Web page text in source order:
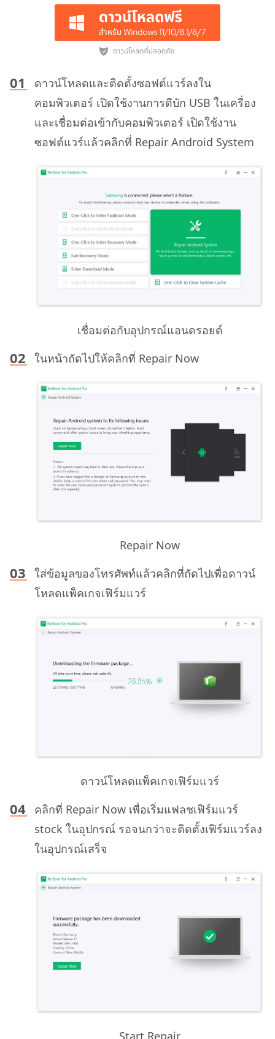
ดาวน์โหลดและติดตั้งซอฟต์แวร์ลงใน
คอมพิวเตอร์ เปิดใช้งานการดีบัก USB ในเครื่อง
และเชื่อมต่อเข้ากับคอมพิวเตอร์ เปิดใช้งาน
ซอฟต์แวร์แล้วคลิกที่ Repair Android System
เชื่อมต่อกับอุปกรณ์แอนดรอยด์
ในหน้าถัดไปให้คลิกที่ Repair Now
Repair Now
ใส่ข้อมูลของโทรศัพท์แล้วคลิกที่ถัดไปเพื่อดาวน์
โหลดแพ็คเกจเฟิร์มแวร์
ดาวน์โหลดแพ็คเกจเฟิร์มแวร์
คลิกที่ Repair Now เพื่อเริ่มแฟลชเฟิร์มแวร์
stock ในอุปกรณ์ รอจนกว่าจะติดตั้งเฟิร์มแวร์ลง
ในอุปกรณ์เสร็จ
Start Repair